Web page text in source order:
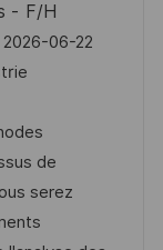
- F/H
2026-06-22
de
serez